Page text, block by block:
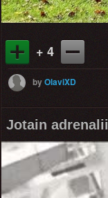
+ 4
byOlaviXD
Jotain